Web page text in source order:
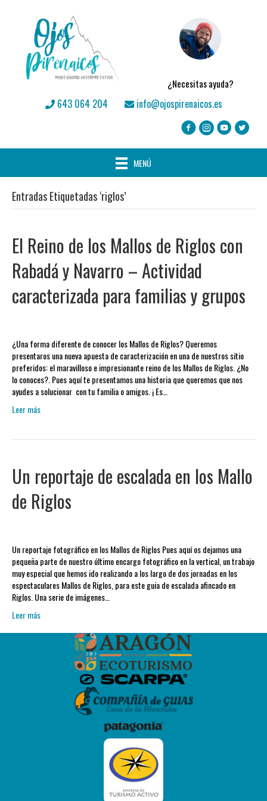
¿Necesitas ayuda?
643 064 204 info@ojospirenaicos.es
MENÚ
Entradas Etiquetadas ‘riglos’
El Reino de los Mallos de Riglos con
Rabadá y Navarro – Actividad
caracterizada para familias y grupos
¿Una forma diferente de conocer los Mallos de Riglos? Queremos
presentaros una nueva apuesta de caracterización en una de nuestros sitio
preferidos: el maravilloso e impresionante reino de los Mallos de Riglos. ¿No
lo conoces?. Pues aquí te presentamos una historia que queremos que nos
ayudes a solucionar con tu familia o amigos. ¡ Es…
Leer más
Un reportaje de escalada en los Mallo
de Riglos
Un reportaje fotográfico en los Mallos de Riglos Pues aquí os dejamos una
pequeña parte de nuestro último encargo fotográfico en la vertical, un trabajo
muy especial que hemos ido realizando a los largo de dos jornadas en los
espectaculares Mallos de Riglos, para este guia de escalada afincado en
Riglos. Una serie de imágenes…
Leer más